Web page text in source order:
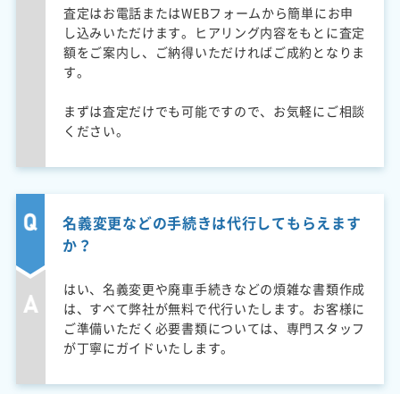
査定はお電話またはWEBフォームから簡単にお申
し込みいただけます。ヒアリング内容をもとに査定
額をご案内し、ご納得いただければご成約となりま
す。
まずは査定だけでも可能ですので、お気軽にご相談
ください。
名義変更などの手続きは代行してもらえます
か？
はい、名義変更や廃車手続きなどの煩雑な書類作成
は、すべて弊社が無料で代行いたします。お客様に
ご準備いただく必要書類については、専門スタッフ
が丁寧にガイドいたします。